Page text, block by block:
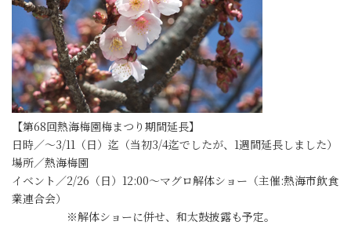
【第68回熱海梅園梅まつり期間延長】
日時／～3/11（日）迄（当初3/4迄でしたが、1週間延長しました）
場所／熱海梅園
イベント／2/26（日）12:00～マグロ解体ショー（主催:熱海市飲食
業連合会）
※解体ショーに併せ、和太鼓披露も予定。